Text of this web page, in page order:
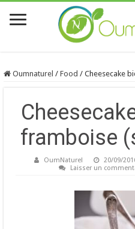
Oumnaturel / Food / Cheesecake
framboise
OumNaturel 20/09/
Laisser un